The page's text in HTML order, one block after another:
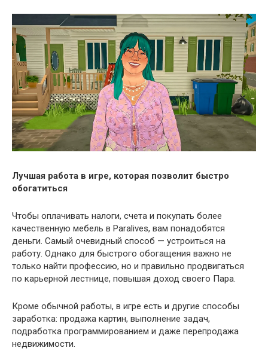
Лучшая работа в игре, которая позволит быстро
обогатиться
Чтобы оплачивать налоги, счета и покупать более
качественную мебель в Paralives, вам понадобятся
деньги. Самый очевидный способ — устроиться на
работу. Однако для быстрого обогащения важно не
только найти профессию, но и правильно продвигаться
по карьерной лестнице, повышая доход своего Пара.
Кроме обычной работы, в игре есть и другие способы
заработка: продажа картин, выполнение задач,
подработка программированием и даже перепродажа
недвижимости.